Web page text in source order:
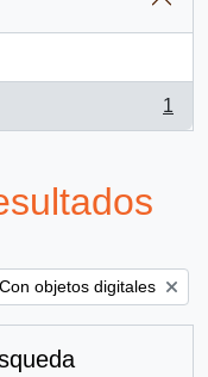
1
Remove filter:
Con objetos digitales